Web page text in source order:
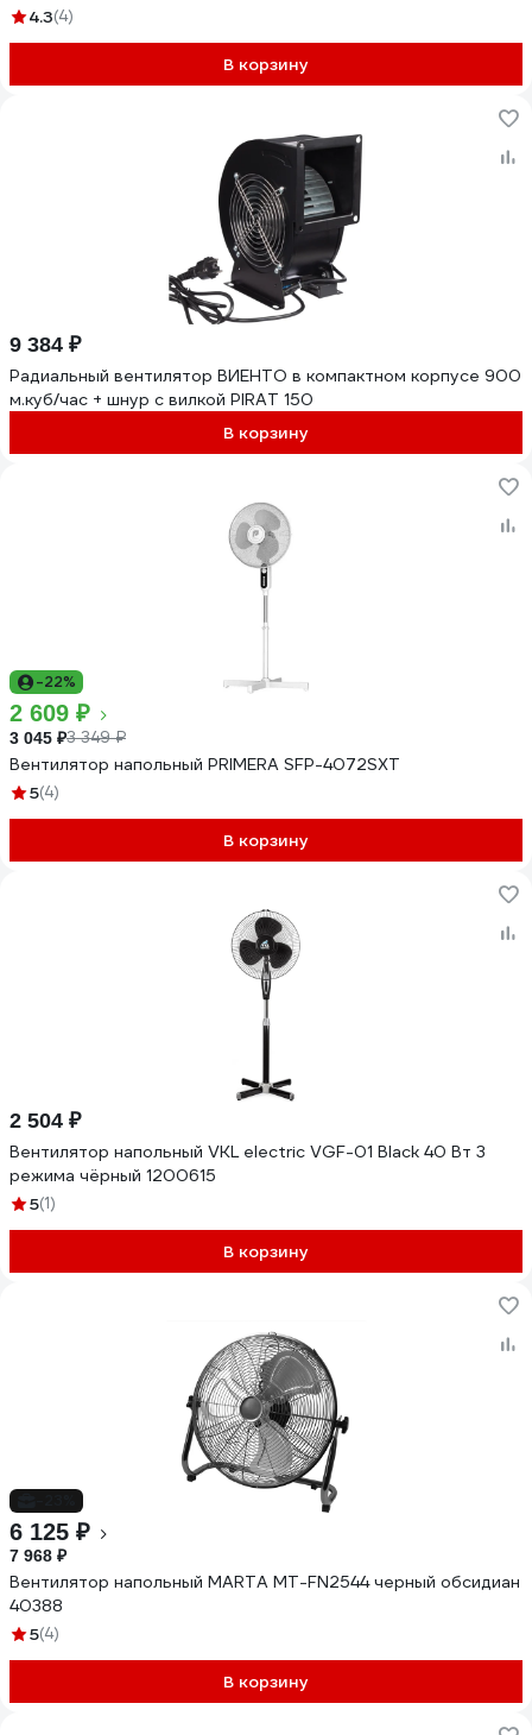
4.3(4)
В корзину
9 384 ₽
Радиальный вентилятор ВИЕНТО в компактном корпусе 900
м.куб/час + шнур с вилкой PIRAT 150
В корзину
-22%
2 609 ₽
3 045 ₽3 349 ₽
Вентилятор напольный PRIMERA SFP-4072SXT
5(4)
В корзину
2 504 ₽
Вентилятор напольный VKL electric VGF-01 Black 40 Вт 3
режима чёрный 1200615
5(1)
В корзину
6 125 ₽
7 968 ₽
Вентилятор напольный MARTA MT-FN2544 черный обсидиан
40388
5(4)
В корзину